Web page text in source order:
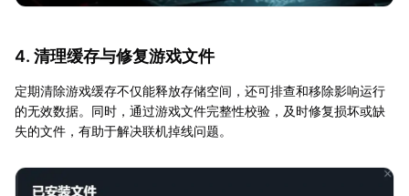
4. 清理缓存与修复游戏文件
定期清除游戏缓存不仅能释放存储空间，还可排查和移除影响运行
的无效数据。同时，通过游戏文件完整性校验，及时修复损坏或缺
失的文件，有助于解决联机掉线问题。